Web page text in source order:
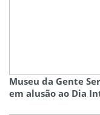
Museu da Gente
em alusão ao Dia